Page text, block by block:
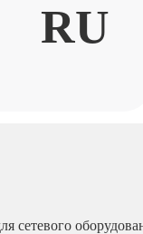
RU
сетевого